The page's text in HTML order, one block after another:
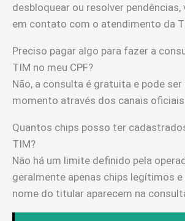
desbloquear ou resolver pendências,
em contato com o atendimento da
Preciso pagar algo para fazer a
TIM no meu CPF?
Não, a consulta é gratuita e pode
momento através dos canais oficiais
Quantos chips posso ter
TIM?
Não há um limite definido pela
geralmente apenas chips legítimos
nome do titular aparecem na